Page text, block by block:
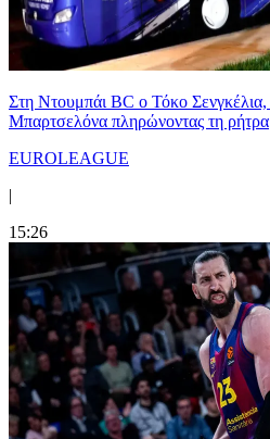
Στη Nτουμπάι BC ο Τόκο
Μπαρτσελόνα πληρώνοντας τη ρήτρα
EUROLEAGUE
|
15:26